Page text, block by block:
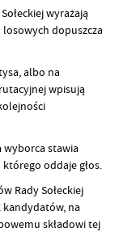
wyrażają
dopuszcza
albo na
wpisują
wyborca stawia
oddaje głos.
Rady Sołeckiej
kandydatów, na
składowi tej